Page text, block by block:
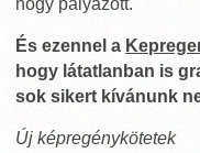
hogy pályázott.
És ezennel a
hogy látatlanban is
sok sikert kívánunk
Új képregénykötetek